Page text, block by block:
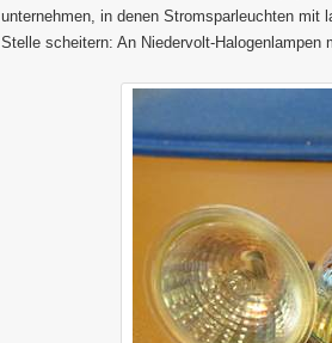
unternehmen, in denen Stromsparleuchten mit
Stelle scheitern: An Niedervolt-Halogenlampen